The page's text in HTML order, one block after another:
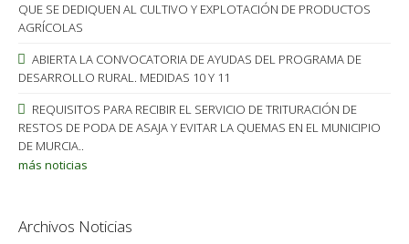
QUE SE DEDIQUEN AL CULTIVO Y EXPLOTACIÓN DE PRODUCTOS
AGRÍCOLAS
ABIERTA LA CONVOCATORIA DE AYUDAS DEL PROGRAMA DE
DESARROLLO RURAL. MEDIDAS 10 Y 11
REQUISITOS PARA RECIBIR EL SERVICIO DE TRITURACIÓN DE
RESTOS DE PODA DE ASAJA Y EVITAR LA QUEMAS EN EL MUNICIPIO
DE MURCIA..
más noticias
Archivos Noticias